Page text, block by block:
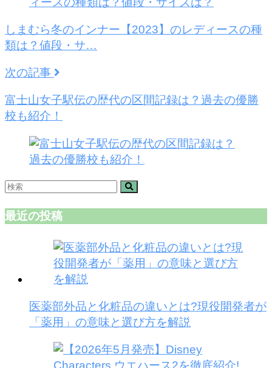
しまむら冬のインナー【2023】のレディースの種
類は？値段・サ…
次の記事
富士山女子駅伝の歴代の区間記録は？過去の優勝
校も紹介！
最近の投稿
医薬部外品と化粧品の違いとは?現役開発者が
「薬用」の意味と選び方を解説